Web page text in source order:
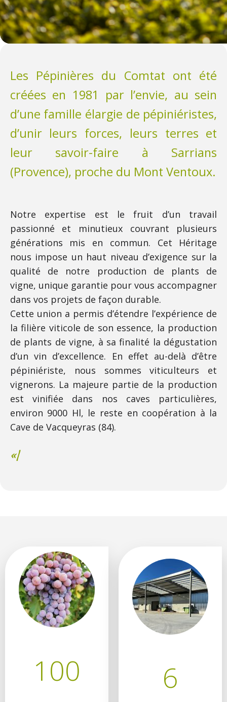
Les Pépinières du Comtat ont été
créées en 1981 par l’envie, au sein
d’une famille élargie de pépiniéristes,
d’unir leurs forces, leurs terres et
leur savoir-faire à Sarrians
(Provence), proche du Mont Ventoux.
Notre expertise est le fruit d’un travail
passionné et minutieux couvrant plusieurs
générations mis en commun. Cet Héritage
nous impose un haut niveau d’exigence sur la
qualité de notre production de plants de
vigne, unique garantie pour vous accompagner
dans vos projets de façon durable.
Cette union a permis d’étendre l’expérience de
la filière viticole de son essence, la production
de plants de vigne, à sa finalité la dégustation
d’un vin d’excellence. En effet au-delà d’être
pépiniériste, nous sommes viticulteurs et
vignerons. La majeure partie de la production
est vinifiée dans nos caves particulières,
environ 9000 Hl, le reste en coopération à la
Cave de Vacqueyras (84).
« Une his
100 6